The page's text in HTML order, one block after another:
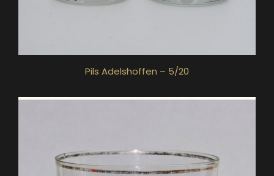
Pils Adelshoffen – 5/20